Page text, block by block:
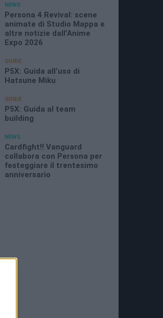
NEWS
Persona 4 Revival: scene
animate di Studio Mappa e
altre notizie dall’Anime
Expo 2026
GUIDE
P5X: Guida all’uso di
Hatsune Miku
GUIDE
P5X: Guida al team
building
NEWS
Cardfight!! Vanguard
collabora con Persona per
festeggiare il trentesimo
anniversario